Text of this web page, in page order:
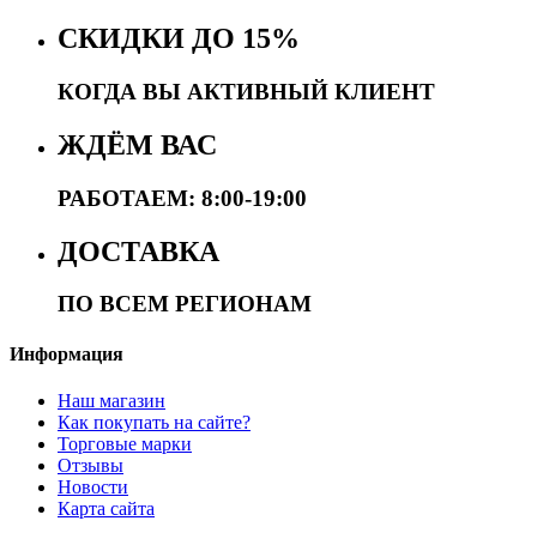
СКИДКИ ДО 15%
КОГДА ВЫ АКТИВНЫЙ КЛИЕНТ
ЖДЁМ ВАС
РАБОТАЕМ: 8:00-19:00
ДОСТАВКА
ПО ВСЕМ РЕГИОНАМ
Информация
Наш магазин
Как покупать на сайте?
Торговые марки
Отзывы
Новости
Карта сайта